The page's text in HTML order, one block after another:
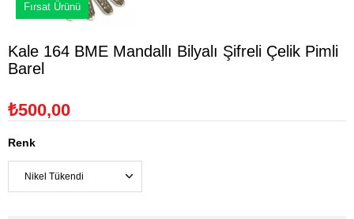
Fırsat Ürünü
Kale 164 BME Mandallı Bilyalı Şifreli Çelik Pimli
Barel
₺500,00
Renk